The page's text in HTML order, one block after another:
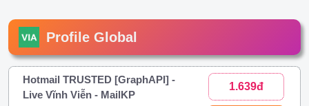
Profile Global
Hotmail TRUSTED [GraphAPI] -
Live Vĩnh Viễn - MailKP
1.639đ